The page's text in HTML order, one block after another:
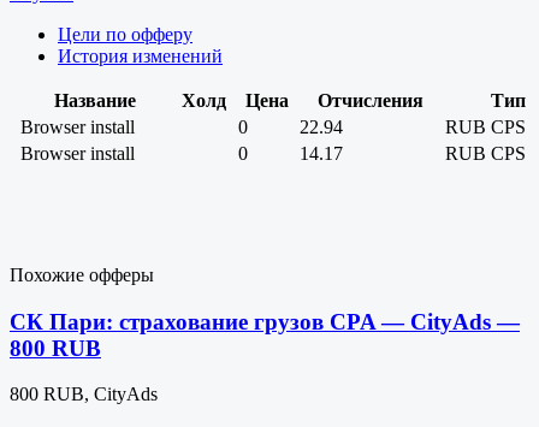
Цели по офферу
История изменений
Название Холд Цена Отчисления
Тип
Browser install
0 22.94 RUB CPS
Browser install
0 14.17 RUB CPS
Похожие офферы
СК Пари: страхование грузов CPA — CityAds —
800 RUB
800 RUB, CityAds